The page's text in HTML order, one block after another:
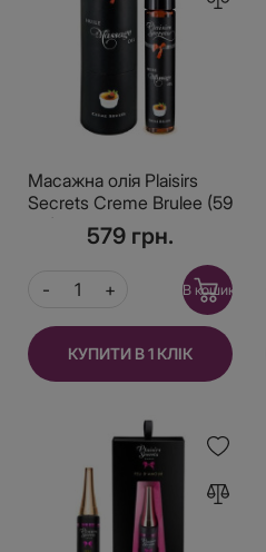
Масажна олія Plaisirs
Secrets Creme Brulee (59
мл) з афродизіаками
їстівна, подарункове
579 грн.
В кошик
КУПИТИ В 1 КЛІК